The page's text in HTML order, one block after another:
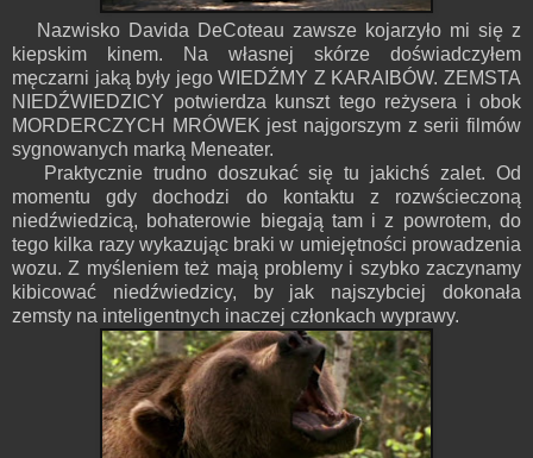
Nazwisko Davida DeCoteau zawsze kojarzyło mi się z
kiepskim kinem. Na własnej skórze doświadczyłem
męczarni jaką były jego WIEDŹMY Z KARAIBÓW. ZEMSTA
NIEDŹWIEDZICY potwierdza kunszt tego reżysera i obok
MORDERCZYCH MRÓWEK jest najgorszym z serii filmów
sygnowanych marką Meneater.
Praktycznie trudno doszukać się tu jakichś zalet. Od
momentu gdy dochodzi do kontaktu z rozwścieczoną
niedźwiedzicą, bohaterowie biegają tam i z powrotem, do
tego kilka razy wykazując braki w umiejętności prowadzenia
wozu. Z myśleniem też mają problemy i szybko zaczynamy
kibicować niedźwiedzicy, by jak najszybciej dokonała
zemsty na inteligentnych inaczej członkach wyprawy.